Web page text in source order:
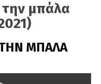
μπάλα
ΜΠΑΛΑ